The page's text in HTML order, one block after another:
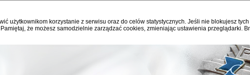
użytkownikom korzystanie z serwisu oraz do celów statystycznych. Jeśli nie blokujesz
że możesz samodzielnie zarządzać cookies, zmieniając ustawienia przeglądarki.